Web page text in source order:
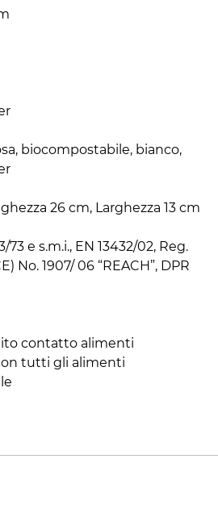
biocompostabile, bianco,
26 cm, Larghezza 13 cm
73 e s.m.i., EN 13432/02, Reg.
No. 1907/ 06 “REACH”, DPR
contatto alimenti
tutti gli alimenti